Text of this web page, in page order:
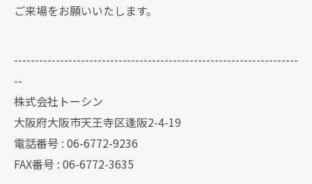
ご来場をお願いいたします。
--------------------------------------------------------------------
--
株式会社トーシン
大阪府大阪市天王寺区逢阪2-4-19
電話番号 : 06-6772-9236
FAX番号 : 06-6772-3635